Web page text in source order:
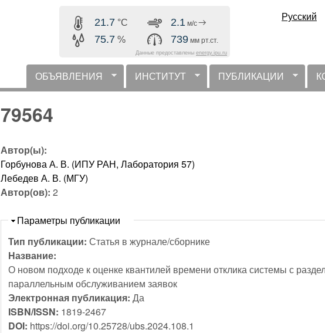
содержанию
21.7 °C
75.7 %
2.1 м/с
739 мм рт.ст.
Данные предоставлены energy.ipu.ru
Русский
горизонтальное меню
ОБЪЯВЛЕНИЯ ИНСТИТУТ ПУБЛИКАЦИИ
79564
Автор(ы):
Горбунова А. В. (ИПУ РАН, Лаборатория 57)
Лебедев А. В. (МГУ)
Автор(ов):2
Скрыть
Параметры публикации
Тип публикации:Статья в журнале/сборнике
Название:
О новом подходе к оценке квантилей времени отклика системы с
параллельным обслуживанием заявок
Электронная публикация:Да
ISBN/ISSN: 1819-2467
DOI: https://doi.org/10.25728/ubs.2024.108.1